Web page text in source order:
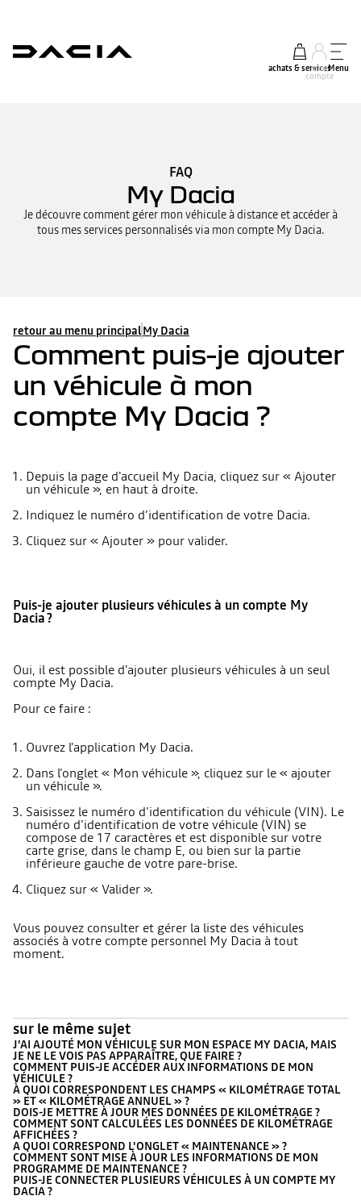
achats & services
mon
compte
Menu
FAQ
My Dacia
Je découvre comment gérer mon véhicule à distance et accéder à
tous mes services personnalisés via mon compte My Dacia.
retour au menu principalMy Dacia
Comment puis-je ajouter
un véhicule à mon
compte My Dacia ?
Depuis la page d'accueil My Dacia, cliquez sur « Ajouter
un véhicule », en haut à droite.
Indiquez le numéro d’identification de votre Dacia.
Cliquez sur « Ajouter » pour valider.
Puis-je ajouter plusieurs véhicules à un compte My
Dacia ?
Oui, il est possible d’ajouter plusieurs véhicules à un seul
compte My Dacia.
Pour ce faire :
Ouvrez l'application My Dacia.
Dans l'onglet « Mon véhicule », cliquez sur le « ajouter
un véhicule ».
Saisissez le numéro d'identification du véhicule (VIN). Le
numéro d'identification de votre véhicule (VIN) se
compose de 17 caractères et est disponible sur votre
carte grise, dans le champ E, ou bien sur la partie
inférieure gauche de votre pare-brise.
Cliquez sur « Valider ».
Vous pouvez consulter et gérer la liste des véhicules
associés à votre compte personnel My Dacia à tout
moment.
sur le même sujet
J’AI AJOUTÉ MON VÉHICULE SUR MON ESPACE MY DACIA, MAIS
JE NE LE VOIS PAS APPARAÎTRE, QUE FAIRE ?
COMMENT PUIS-JE ACCÉDER AUX INFORMATIONS DE MON
VÉHICULE ?
À QUOI CORRESPONDENT LES CHAMPS « KILOMÉTRAGE TOTAL
» ET « KILOMÉTRAGE ANNUEL » ?
DOIS-JE METTRE À JOUR MES DONNÉES DE KILOMÉTRAGE ?
COMMENT SONT CALCULÉES LES DONNÉES DE KILOMÉTRAGE
AFFICHÉES ?
A QUOI CORRESPOND L'ONGLET « MAINTENANCE » ?
COMMENT SONT MISE À JOUR LES INFORMATIONS DE MON
PROGRAMME DE MAINTENANCE ?
PUIS-JE CONNECTER PLUSIEURS VÉHICULES À UN COMPTE MY
DACIA ?